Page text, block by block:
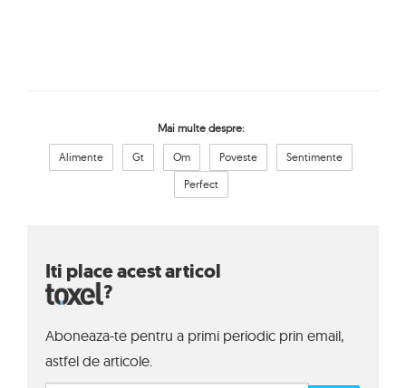
Mai multe despre:
Alimente Gt Om Poveste
Sentimente
Perfect
Iti place acest articol
?
Aboneaza-te pentru a primi periodic prin email,
astfel de articole.